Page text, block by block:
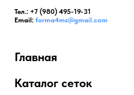
Тел.: +7 (980) 495-19-31
Email: forma4ms@gmail.com
Главная
Каталог сеток